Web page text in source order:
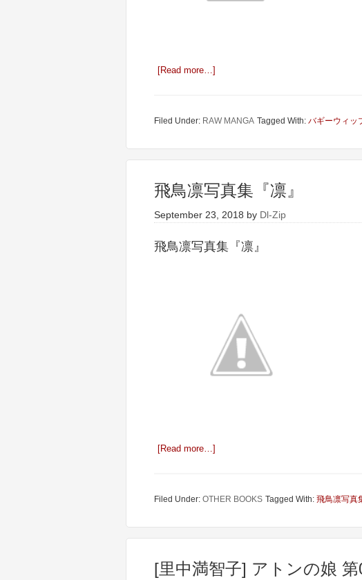
[Read more…]
Filed Under: RAW MANGA Tagged With: バギーウィッ
飛鳥凛写真集『凛』
September 23, 2018 by Dl-Zip
飛鳥凛写真集『凛』
[Read more…]
Filed Under: OTHER BOOKS Tagged With: 飛鳥凛写真
[里中満智子] アトンの娘 第